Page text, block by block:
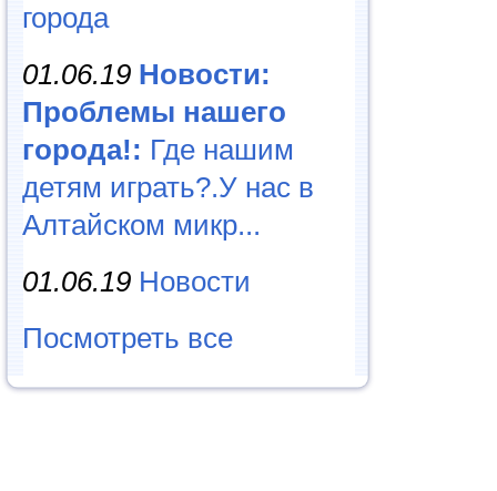
города
01.06.19 Новости:
Проблемы нашего
города!: Где нашим
детям играть?.У нас в
Алтайском микр...
01.06.19 Новости
Посмотреть все